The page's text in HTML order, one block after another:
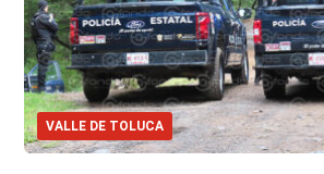
VALLE DE TOLUCA